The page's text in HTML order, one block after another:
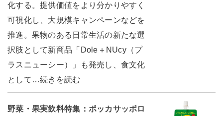
化する。提供価値をより分かりやすく
可視化し、大規模キャンペーンなどを
推進。果物のある日常生活の新たな選
択肢として新商品「Dole＋NUcy（プ
ラスニューシー）」も発売し、食文化
として…続きを読む
野菜・果実飲料特集：ポッカサッポロ